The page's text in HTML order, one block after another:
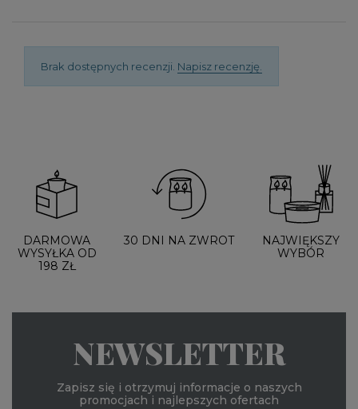
Brak dostępnych recenzji. Napisz recenzję.
DARMOWA
WYSYŁKA OD
198 ZŁ
30 DNI NA ZWROT
NAJWIĘKSZY
WYBÓR
NEWSLETTER
Zapisz się i otrzymuj informacje o naszych
promocjach i najlepszych ofertach